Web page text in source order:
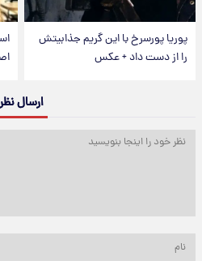
پوریا پورسرخ با این گریم جذابیتش
را از دست داد + عکس
ارسال نظر